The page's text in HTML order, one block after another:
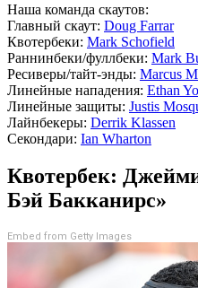
Наша команда скаутов:
Главный скаут: Doug Farrar
Квотербеки: Mark Schofield
Раннинбеки/фуллбеки: Mark
Ресиверы/тайт-энды: Marcus
Линейные нападения: Ethan
Линейные защиты: Justis
Лайнбекеры: Derrik Klassen
Секондари: Ian Wharton
Квотербек:
Бэй Бакканирс»
Embed from Getty Images